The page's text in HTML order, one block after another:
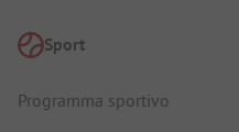
Sport
Programma sportivo